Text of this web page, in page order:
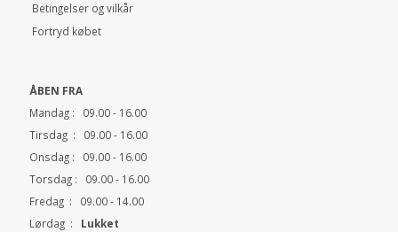
Betingelser og vilkår
Fortryd købet
ÅBEN FRA
Mandag : 09.00 - 16.00
Tirsdag : 09.00 - 16.00
Onsdag : 09.00 - 16.00
Torsdag : 09.00 - 16.00
Fredag : 09.00 - 14.00
Lørdag : Lukket